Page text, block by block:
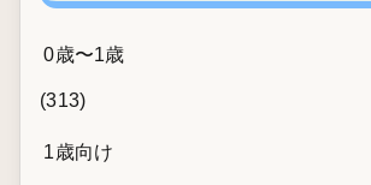
0歳〜1歳
(313)
1歳向け